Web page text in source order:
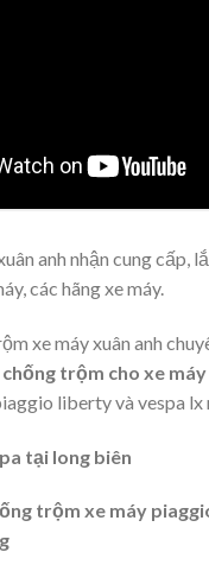
anh nhận cung cấp,
các hãng xe máy.
xe máy xuân anh
trộm cho xe
liberty và vespa lx
tại long biên
trộm xe máy